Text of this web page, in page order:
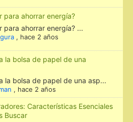
para ahorrar energía?
para ahorrar energía? ...
, hace 2 años
la bolsa de papel de una
la bolsa de papel de una asp...
, hace 2 años
Características Esenciales
Buscar